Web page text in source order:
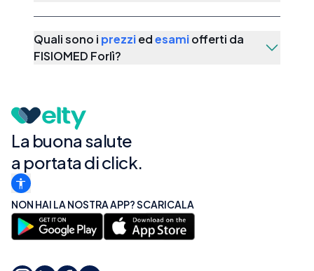
Quali sono i prezziedesamiofferti da
FISIOMED Forlì?
La buona salute
a portata di click.
NON HAI LA NOSTRA APP? SCARICALA